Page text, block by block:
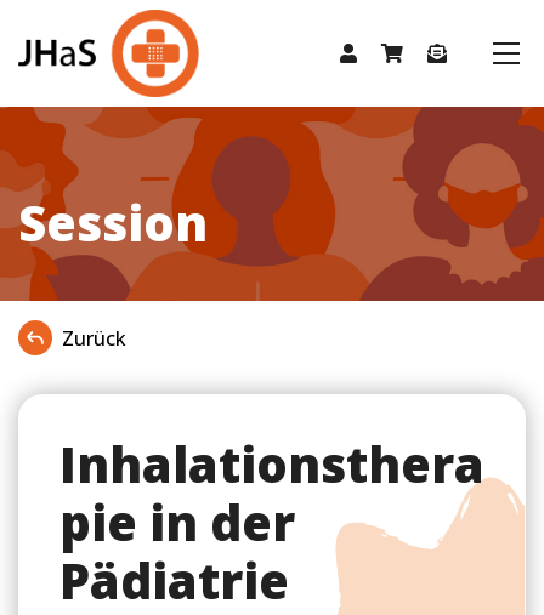
Session
Zurück
Inhalationsthera
pie in der
Pädiatrie